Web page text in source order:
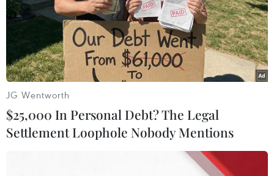
người dân tộc Thái ở Phiêng Ban. (Ảnh: Xuân Tư/TTXVN)
JG Wentworth
$25,000 In Personal Debt? The Legal
Settlement Loophole Nobody Mentions